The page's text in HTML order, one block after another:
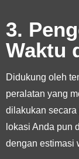
3.
Waktu
Didukung oleh
peralatan yang
dilakukan
lokasi Anda pun
dengan estimasi